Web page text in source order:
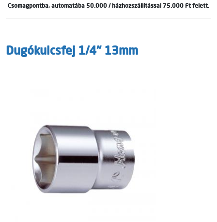
Csomagpontba, automatába 50.000 / házhozszállítással 75.000 Ft felett.
Dugókulcsfej 1/4" 13mm